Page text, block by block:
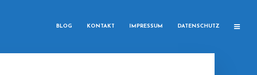
BLOG KONTAKT IMPRESSUM DATENSCHUTZ